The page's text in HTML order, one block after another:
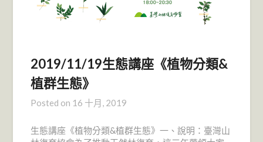
2019/11/19生態講座《植物分類&
植群生態》
Posted on 16 十月, 2019
生態講座《植物分類&植群生態》一、說明：臺灣山